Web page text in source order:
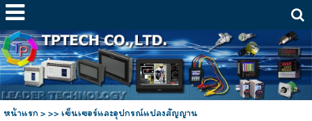
หน้าแรก > >> เฃ็นเฃอร์และอุปกรณ์แปลงสัญญาน